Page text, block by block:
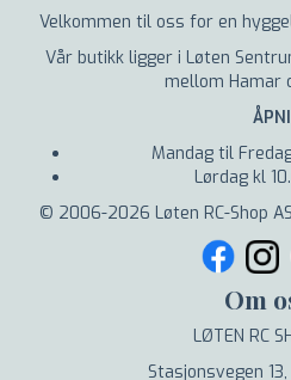
Velkommen til oss for en
Vår butikk ligger i Løten
mellom Hamar
Mandag til
Lørdag kl
© 2006-2026 Løten RC-Shop
Om
LØTEN RC
Stasjonsvegen